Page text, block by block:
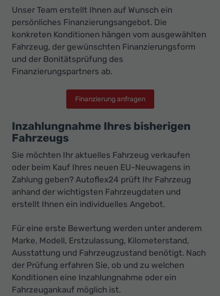
Unser Team erstellt Ihnen auf Wunsch ein
persönliches Finanzierungsangebot. Die
konkreten Konditionen hängen vom ausgewählten
Fahrzeug, der gewünschten Finanzierungsform
und der Bonitätsprüfung des
Finanzierungspartners ab.
Finanzierung anfragen
Inzahlungnahme Ihres bisherigen
Fahrzeugs
Sie möchten Ihr aktuelles Fahrzeug verkaufen
oder beim Kauf Ihres neuen EU-Neuwagens in
Zahlung geben? Autoflex24 prüft Ihr Fahrzeug
anhand der wichtigsten Fahrzeugdaten und
erstellt Ihnen ein individuelles Angebot.
Für eine erste Bewertung werden unter anderem
Marke, Modell, Erstzulassung, Kilometerstand,
Ausstattung und Fahrzeugzustand benötigt. Nach
der Prüfung erfahren Sie, ob und zu welchen
Konditionen eine Inzahlungnahme oder ein
Fahrzeugankauf möglich ist.